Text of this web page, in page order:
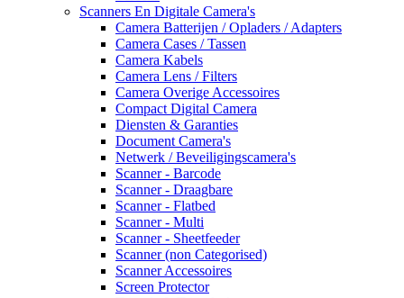
Scanners En Digitale Camera's
Camera Batterijen / Opladers / Adapters
Camera Cases / Tassen
Camera Kabels
Camera Lens / Filters
Camera Overige Accessoires
Compact Digital Camera
Diensten & Garanties
Document Camera's
Netwerk / Beveiligingscamera's
Scanner - Barcode
Scanner - Draagbare
Scanner - Flatbed
Scanner - Multi
Scanner - Sheetfeeder
Scanner (non Categorised)
Scanner Accessoires
Screen Protector